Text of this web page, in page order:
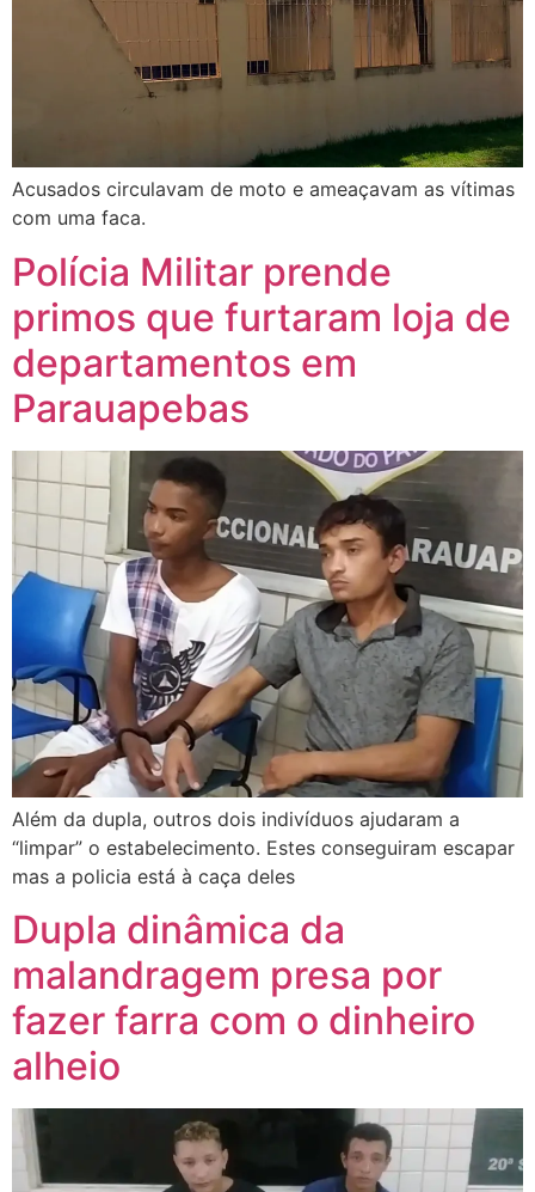
Acusados circulavam de moto e ameaçavam as vítimas
com uma faca.
Polícia Militar prende
primos que furtaram loja de
departamentos em
Parauapebas
Além da dupla, outros dois indivíduos ajudaram a
“limpar” o estabelecimento. Estes conseguiram escapar
mas a policia está à caça deles
Dupla dinâmica da
malandragem presa por
fazer farra com o dinheiro
alheio